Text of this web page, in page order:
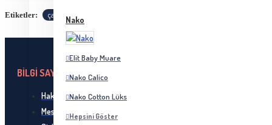
Nako
Elit Baby Muare
Nako Calico
Nako Cotton Lüks
Hepsini Göster
Etiketler: çantasapı
BİLGİ SAYFALARI
Hakkımızda
Mesafeli Satış Sözleşmesi